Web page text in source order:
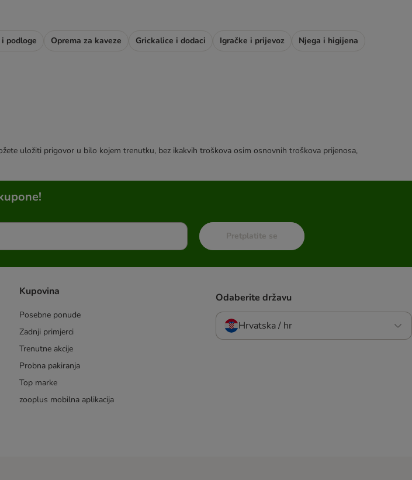
podloge Oprema za kaveze Grickalice i dodaci Igračke i prijevoz
Njega i higijena
uložiti prigovor u bilo kojem trenutku, bez ikakvih troškova osim osnovnih troškova prijenosa,
Pretplatite se
Kupovina
Posebne ponude
Zadnji primjerci
Trenutne akcije
Probna pakiranja
Top marke
zooplus mobilna aplikacija
Odaberite državu
Hrvatska / hr